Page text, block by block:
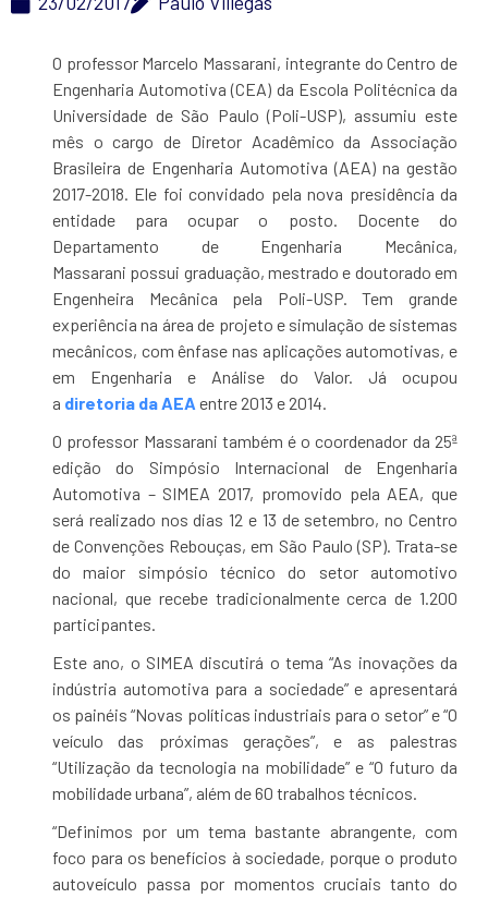
O professor Marcelo Massarani, integrante do Centro de
Engenharia Automotiva (CEA) da Escola Politécnica da
Universidade de São Paulo (Poli-USP), assumiu este
mês o cargo de Diretor Acadêmico da Associação
Brasileira de Engenharia Automotiva (AEA) na gestão
2017-2018. Ele foi convidado pela nova presidência da
entidade para ocupar o posto. Docente do
Departamento de Engenharia Mecânica,
Massarani possui graduação, mestrado e doutorado em
Engenheira Mecânica pela Poli-USP. Tem grande
experiência na área de projeto e simulação de sistemas
mecânicos, com ênfase nas aplicações automotivas, e
em Engenharia e Análise do Valor. Já ocupou
a diretoria da AEA entre 2013 e 2014.
O professor Massarani também é o coordenador da 25ª
edição do Simpósio Internacional de Engenharia
Automotiva – SIMEA 2017, promovido pela AEA, que
será realizado nos dias 12 e 13 de setembro, no Centro
de Convenções Rebouças, em São Paulo (SP). Trata-se
do maior simpósio técnico do setor automotivo
nacional, que recebe tradicionalmente cerca de 1.200
participantes.
Este ano, o SIMEA discutirá o tema “As inovações da
indústria automotiva para a sociedade” e apresentará
os painéis “Novas políticas industriais para o setor” e “O
veículo das próximas gerações”, e as palestras
“Utilização da tecnologia na mobilidade” e “O futuro da
mobilidade urbana”, além de 60 trabalhos técnicos.
“Definimos por um tema bastante abrangente, com
foco para os benefícios à sociedade, porque o produto
autoveículo passa por momentos cruciais tanto do